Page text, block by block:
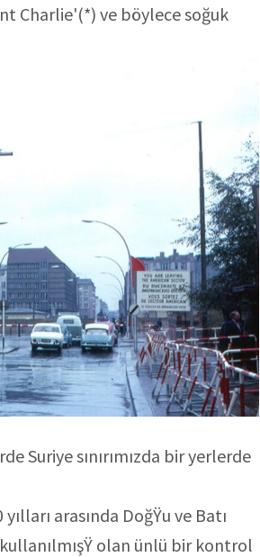
Charlie'(*) ve böylece soğuk
Suriye sınırımızda bir yerlerde
arasında DoğŸu ve Batı
olan ünlü bir kontrol